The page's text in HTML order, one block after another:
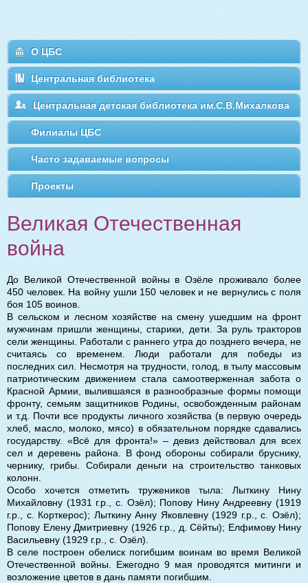
О ЦБС
Центральная библиотека
Центральная детская библиотека им.С.В.Михалкова
Филиалы ЦБС
Часто задаваемые вопросы
Проекты
Великая Отечественная
война
До Великой Отечественной войны в Озёле проживало более
450 человек. На войну ушли 150 человек и не вернулись с поля
боя 105 воинов.
В сельском и лесном хозяйстве на смену ушедшим на фронт
мужчинам пришли женщины, старики, дети. За руль тракторов
сели женщины. Работали с раннего утра до позднего вечера, не
считаясь со временем. Люди работали для победы из
последних сил. Несмотря на трудности, голод, в тылу массовым
патриотическим движением стала самоотверженная забота о
Красной Армии, вылившаяся в разнообразные формы помощи
фронту, семьям защитников Родины, освобожденным районам
и т.д. Почти все продукты личного хозяйства (в первую очередь
хлеб, масло, молоко, мясо) в обязательном порядке сдавались
государству. «Всё для фронта!» – девиз действовал для всех
сел и деревень района. В фонд обороны собирали бруснику,
чернику, грибы. Собирали деньги на строительство танковых
колонн.
Особо хочется отметить тружеников тыла: Лыткину Нину
Михайловну (1931 г.р., с. Озёл); Попову Нину Андреевну (1919
г.р., с. Корткерос); Лыткину Анну Яковлевну (1929 г.р., с. Озёл);
Попову Елену Дмитриевну (1926 г.р., д. Сёйты); Елфимову Нину
Васильевну (1929 г.р., с. Озёл).
В селе построен обелиск погибшим воинам во время Великой
Отечественной войны. Ежегодно 9 мая проводятся митинги и
возложение цветов в дань памяти погибшим.